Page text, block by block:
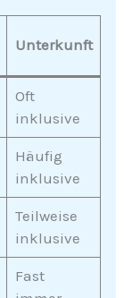
Unterkunft
Oft
inklusive
Häufig
inklusive
Teilweise
inklusive
Fast